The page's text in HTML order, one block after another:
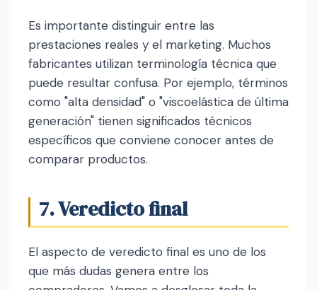
Es importante distinguir entre las
prestaciones reales y el marketing. Muchos
fabricantes utilizan terminología técnica que
puede resultar confusa. Por ejemplo, términos
como "alta densidad" o "viscoelástica de última
generación" tienen significados técnicos
específicos que conviene conocer antes de
comparar productos.
7. Veredicto final
El aspecto de veredicto final es uno de los
que más dudas genera entre los